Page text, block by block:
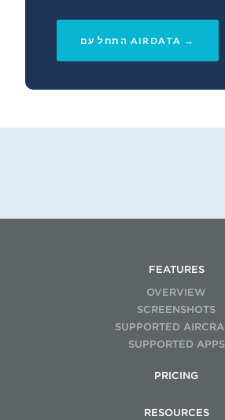
התחל עם AIRDATA →
FEATURES
OVERVIEW
SCREENSHOTS
SUPPORTED
SUPPORTED APPS
PRICING
RESOURCES